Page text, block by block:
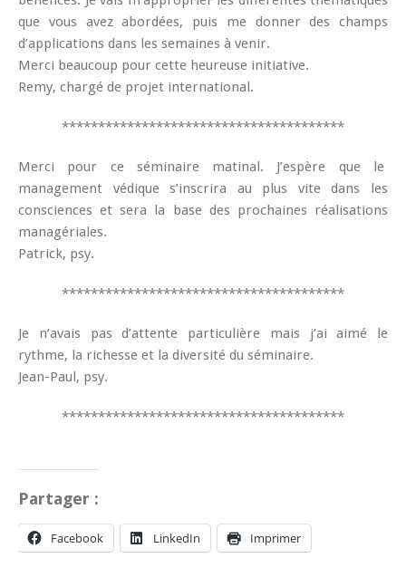
que vous avez abordées, puis me donner des champs
d’applications dans les semaines à venir.
Merci beaucoup pour cette heureuse initiative.
Remy, chargé de projet international.
***************************************
Merci pour ce séminaire matinal. J’espère que le
management védique s’inscrira au plus vite dans les
consciences et sera la base des prochaines réalisations
managériales.
Patrick, psy.
***************************************
Je n’avais pas d’attente particulière mais j’ai aimé le
rythme, la richesse et la diversité du séminaire.
Jean-Paul, psy.
***************************************
Partager :
Facebook LinkedIn Imprimer